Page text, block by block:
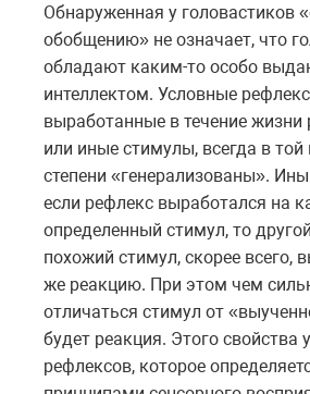
Обнаруженная у головастиков
обобщению» не означает, что
обладают каким-то особо
интеллектом. Условные
выработанные в течение жизни
или иные стимулы, всегда в той
степени «генерализованы».
если рефлекс выработался на
определенный стимул, то
похожий стимул, скорее всего,
же реакцию. При этом чем
отличаться стимул от
будет реакция. Этого свойства
рефлексов, которое